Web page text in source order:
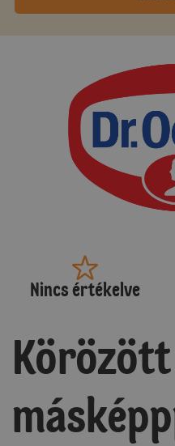
Nincs értékelve